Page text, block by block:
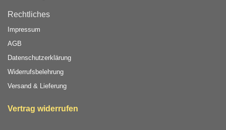
Rechtliches
Impressum
AGB
Datenschutzerklärung
Widerrufsbelehrung
Versand & Lieferung
Vertrag widerrufen